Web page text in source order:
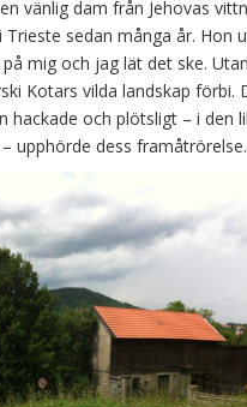
vänlig dam från Jehovas
sedan många år. Hon
mig och jag lät det ske.
Kotars vilda landskap förbi.
hackade och plötsligt – i den
upphörde dess framåtrörelse.